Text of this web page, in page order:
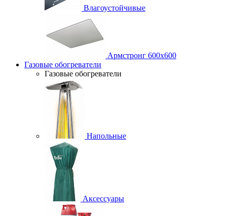
Влагоустойчивые
Армстронг 600х600
Газовые обогреватели
Газовые обогреватели
Напольные
Аксессуары